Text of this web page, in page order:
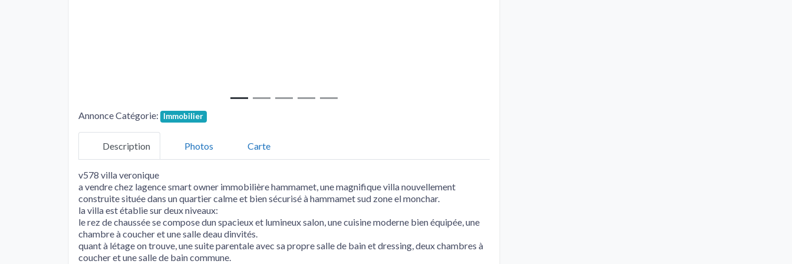
Annonce Catégorie: Immobilier
Description Photos Carte
v578 villa veronique
a vendre chez lagence smart owner immobilière hammamet, une magnifique villa nouvellement
construite située dans un quartier calme et bien sécurisé à hammamet sud zone el monchar.
la villa est établie sur deux niveaux:
le rez de chaussée se compose dun spacieux et lumineux salon, une cuisine moderne bien équipée, une
chambre à coucher et une salle deau dinvités.
quant à létage on trouve, une suite parentale avec sa propre salle de bain et dressing, deux chambres à
coucher et une salle de bain commune.